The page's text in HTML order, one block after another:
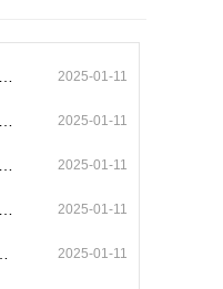
2025-01-11
2025-01-11
2025-01-11
2025-01-11
2025-01-11